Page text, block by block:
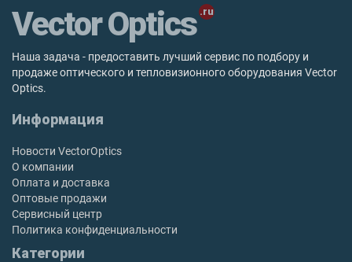
Vector Optics
Наша задача - предоставить лучший сервис по подбору и
продаже оптического и тепловизионного оборудования Vector
Optics.
Информация
Новости VectorOptics
О компании
Оплата и доставка
Оптовые продажи
Сервисный центр
Политика конфиденциальности
Категории